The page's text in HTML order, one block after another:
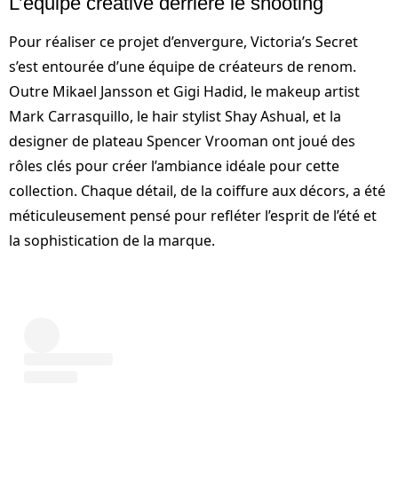
Pour réaliser ce projet d’envergure, Victoria’s Secret
s’est entourée d’une équipe de créateurs de renom.
Outre Mikael Jansson et Gigi Hadid, le makeup artist
Mark Carrasquillo, le hair stylist Shay Ashual, et la
designer de plateau Spencer Vrooman ont joué des
rôles clés pour créer l’ambiance idéale pour cette
collection. Chaque détail, de la coiffure aux décors, a été
méticuleusement pensé pour refléter l’esprit de l’été et
la sophistication de la marque.